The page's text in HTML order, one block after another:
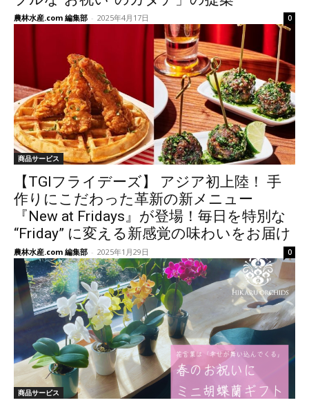
農林水産.com 編集部 - 2025年4月17日 0
商品サービス
【TGIフライデーズ】 アジア初上陸！ 手
作りにこだわった革新の新メニュー
『New at Fridays』が登場！毎日を特別な
“Friday” に変える新感覚の味わいをお届け
農林水産.com 編集部 - 2025年1月29日 0
商品サービス